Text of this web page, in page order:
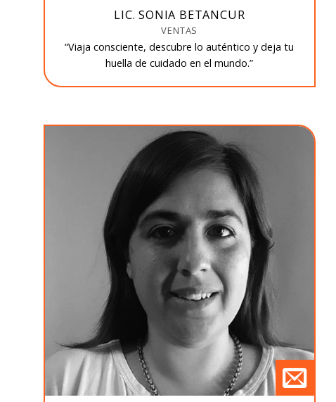
LIC. SONIA BETANCUR
VENTAS
“Viaja consciente, descubre lo auténtico y deja tu
huella de cuidado en el mundo.”